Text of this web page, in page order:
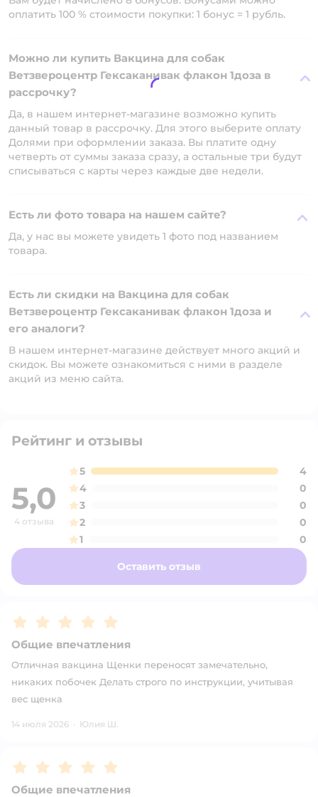
оплатить 100 % стоимости покупки: 1 бонус = 1 рубль.
Можно ли купить Вакцина для собак
Ветзвероцентр Гексаканивак флакон 1доза в
рассрочку?
Да, в нашем интернет-магазине возможно купить
данный товар в рассрочку. Для этого выберите оплату
Долями при оформлении заказа. Вы платите одну
четверть от суммы заказа сразу, а остальные три будут
списываться с карты через каждые две недели.
Есть ли фото товара на нашем сайте?
Да, у нас вы можете увидеть 1 фото под названием
товара.
Есть ли скидки на Вакцина для собак
Ветзвероцентр Гексаканивак флакон 1доза и
его аналоги?
В нашем интернет-магазине действует много акций и
скидок. Вы можете ознакомиться с ними в разделе
акций из меню сайта.
Рейтинг и отзывы
5,0
4 отзыва
5
4
4
0
3
0
2
0
1
0
Оставить отзыв
Рейтинг:5
Общие впечатления
Отличная вакцина Щенки переносят замечательно,
никаких побочек Делать строго по инструкции, учитывая
вес щенка
14 июля 2026 · Юлия Ш.
Рейтинг:5
Общие впечатления